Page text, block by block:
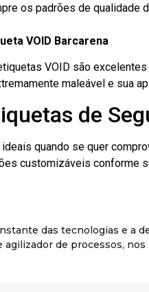
os padrões de qualidade
VOID Barcarena
VOID são
maleável e sua
de
ideais quando se quer
customizáveis conforme
das tecnologias e a
agilizador de processos,